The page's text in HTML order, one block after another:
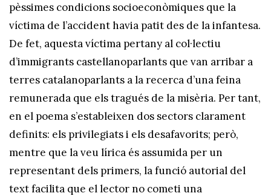
pèssimes condicions socioeconòmiques que la
víctima de l’accident havia patit des de la infantesa.
De fet, aquesta víctima pertany al col·lectiu
d’immigrants castellanoparlants que van arribar a
terres catalanoparlants a la recerca d’una feina
remunerada que els tragués de la misèria. Per tant,
en el poema s’estableixen dos sectors clarament
definits: els privilegiats i els desafavorits; però,
mentre que la veu lírica és assumida per un
representant dels primers, la funció autorial del
text facilita que el lector no cometi una